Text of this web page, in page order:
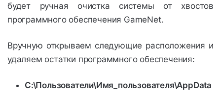
будет ручная очистка системы от хвостов
программного обеспечения GameNet.
Вручную открываем следующие расположения и
удаляем остатки программного обеспечения:
C:\Пользователи\Имя_пользователя\AppData